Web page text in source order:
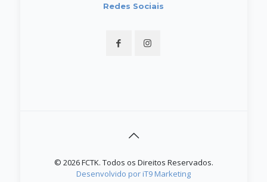
Redes Sociais
© 2026 FCTK. Todos os Direitos Reservados.
Desenvolvido por iT9 Marketing